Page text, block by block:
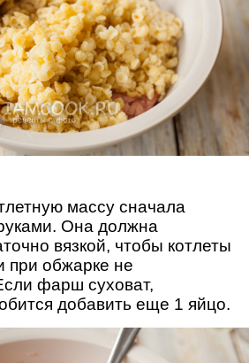
массу сначала
Она должна
вязкой, чтобы котлеты
обжарке не
фарш суховат,
добавить еще 1 яйцо.